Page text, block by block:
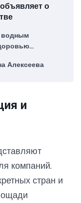
о
водным
в
Алексеева
и
компаний.
стран и